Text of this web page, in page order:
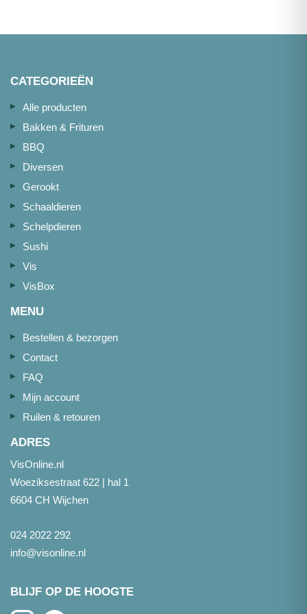
CATEGORIEËN
Alle producten
Bakken & Frituren
BBQ
Diversen
Gerookt
Schaaldieren
Schelpdieren
Sushi
Vis
VisBox
MENU
Bestellen & bezorgen
Contact
FAQ
Mijn account
Ruilen & retouren
ADRES
VisOnline.nl
Woeziksestraat 622 | hal 1
6604 CH Wijchen
024 2022 292
info@visonline.nl
BLIJF OP DE HOOGTE